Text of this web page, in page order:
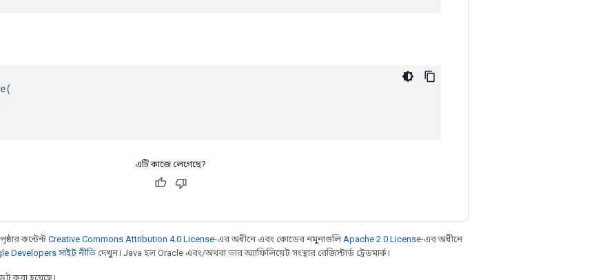
এটি কাজে লেগেছে?
কন্টেন্ট Creative Commons Attribution 4.0 License-এর অধীনে এবং কোডের নমুনাগুলি Apache 2.0 License-এর অধীনে
Developers সাইট নীতি দেখুন। Java হল Oracle এবং/অথবা তার অ্যাফিলিয়েট সংস্থার রেজিস্টার্ড ট্রেডমার্ক।
করা হয়েছে।